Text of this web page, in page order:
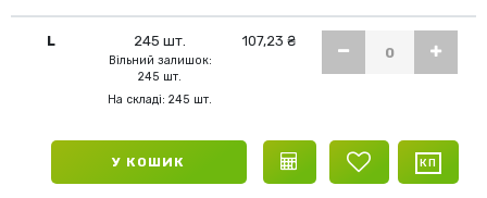
L 245 шт.
Вільний залишок:
245 шт.
На складі: 245 шт.
107,23 ₴
У КОШИК